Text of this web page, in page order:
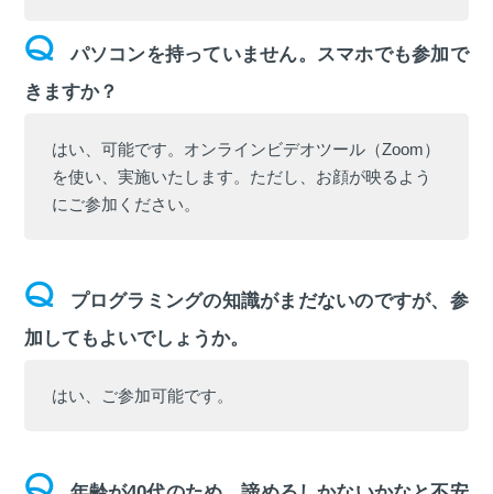
パソコンを持っていません。スマホでも参加で
きますか？
はい、可能です。オンラインビデオツール（Zoom）
を使い、実施いたします。ただし、お顔が映るよう
にご参加ください。
プログラミングの知識がまだないのですが、参
加してもよいでしょうか。
はい、ご参加可能です。